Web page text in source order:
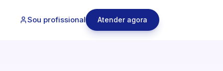
Sou profissional Atender agora